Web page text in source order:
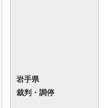
岩手県
裁判・調停